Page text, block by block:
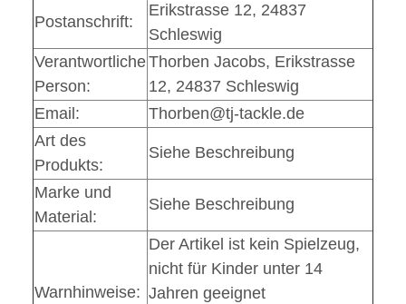
Postanschrift:
Erikstrasse 12, 24837
Schleswig
Verantwortliche
Person:
Thorben Jacobs, Erikstrasse
12, 24837 Schleswig
Email:
Thorben@tj-tackle.de
Art des
Produkts:
Siehe Beschreibung
Marke und
Material:
Siehe Beschreibung
Warnhinweise:
Der Artikel ist kein Spielzeug,
nicht für Kinder unter 14
Jahren geeignet